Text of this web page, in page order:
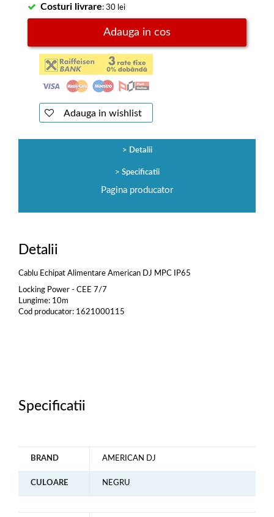
Costuri livrare: 30 lei
Adauga in cos
Adauga in wishlist
Detalii
Specificatii
Pagina producator
Detalii
Cablu Echipat Alimentare American DJ MPC IP65
Locking Power - CEE 7/7
Lungime: 10m
Cod producator: 1621000115
Specificatii
BRAND AMERICAN DJ
CULOARE NEGRU